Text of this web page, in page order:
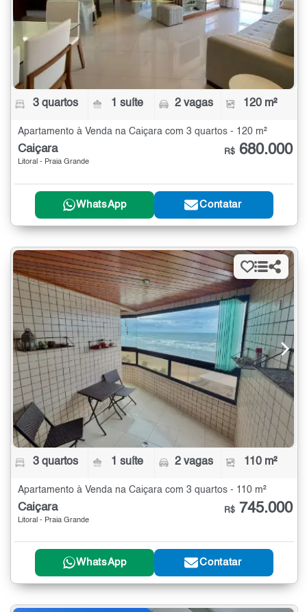
3 quartos 1 suíte 2 vagas 120 m²
Apartamento à Venda na Caiçara com 3 quartos - 120 m²
Caiçara
Litoral - Praia Grande
R$ 680.000
WhatsApp Contatar
3 quartos 1 suíte 2 vagas 110 m²
Apartamento à Venda na Caiçara com 3 quartos - 110 m²
Caiçara
Litoral - Praia Grande
R$ 745.000
WhatsApp Contatar